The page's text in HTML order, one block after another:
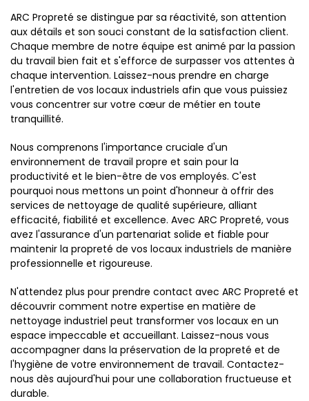
ARC Propreté se distingue par sa réactivité, son attention
aux détails et son souci constant de la satisfaction client.
Chaque membre de notre équipe est animé par la passion
du travail bien fait et s'efforce de surpasser vos attentes à
chaque intervention. Laissez-nous prendre en charge
l'entretien de vos locaux industriels afin que vous puissiez
vous concentrer sur votre cœur de métier en toute
tranquillité.
Nous comprenons l'importance cruciale d'un
environnement de travail propre et sain pour la
productivité et le bien-être de vos employés. C'est
pourquoi nous mettons un point d'honneur à offrir des
services de nettoyage de qualité supérieure, alliant
efficacité, fiabilité et excellence. Avec ARC Propreté, vous
avez l'assurance d'un partenariat solide et fiable pour
maintenir la propreté de vos locaux industriels de manière
professionnelle et rigoureuse.
N'attendez plus pour prendre contact avec ARC Propreté et
découvrir comment notre expertise en matière de
nettoyage industriel peut transformer vos locaux en un
espace impeccable et accueillant. Laissez-nous vous
accompagner dans la préservation de la propreté et de
l'hygiène de votre environnement de travail. Contactez-
nous dès aujourd'hui pour une collaboration fructueuse et
durable.